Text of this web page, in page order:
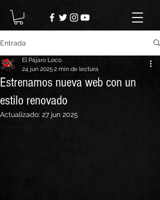
Entrada
Estrenamos nueva web con un
estilo renovado
El Pájaro Loco
24 jun 2025 2 min de lectura
Actualizado: 27 jun 2025